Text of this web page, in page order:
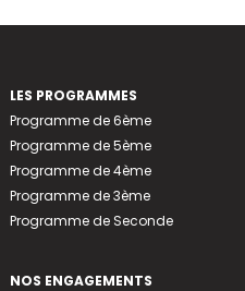
LES PROGRAMMES
Programme de 6ème
Programme de 5ème
Programme de 4ème
Programme de 3ème
Programme de Seconde
NOS ENGAGEMENTS